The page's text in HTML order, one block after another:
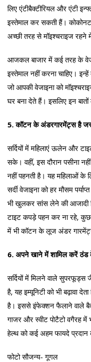
लिए एंटीबैक्टीरियल और एंटी
इस्तेमाल कर सकती हैं।
अच्छी तरह से मॉइश्चराइज रहने
आजकल बाजार में कई तरह के
इस्तेमाल नहीं करना चाहिए।
जो आपकी वेजाइना को
घर बना देते हैं। इसलिए इन
5. कॉटन के अंडरगारमेंट्स है
सर्दियों में महिलाएं ऊलेन और
सके। वहीं, इस दौरान पसीना
नहीं पहनती है। यह महिलाओं के
सर्दी वेजाइना को हर मौसम
भी खुलकर सांस लेने की आजादी
टाइट कपड़े पहन कर ना रहे, कुछ
में भी कॉटन के लूज अंडर
6. अपने खाने में शामिल करें
सर्दियों में मिलने वाले सुपरफूड्स
है, यह इम्यूनिटी को भी बढ़ावा
है। इससे इंफेक्शन फैलाने वाले
गाजर और स्वीट पोटैटो वगैरह में
हेल्थ को कई अहम फायदे प्रदान
फोटो सौजन्य- गूगल